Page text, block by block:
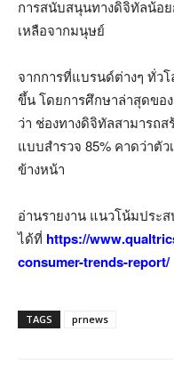
การสนับสนุนทางดิจิทัลน้อ
เหลือจากมนุษย์
จากการที่แบรนด์ต่างๆ ทั่ว
ขึ้น โดยการศึกษาล่าสุดขอ
ว่า ช่องทางดิจิทัลสามารถ
แบบสำรวจ 85% คาดว่าตั
ข้างหน้า
อ่านรายงาน แนวโน้มประ
ได้ที่ https://
consumer-trends-report/
TAGS prnews